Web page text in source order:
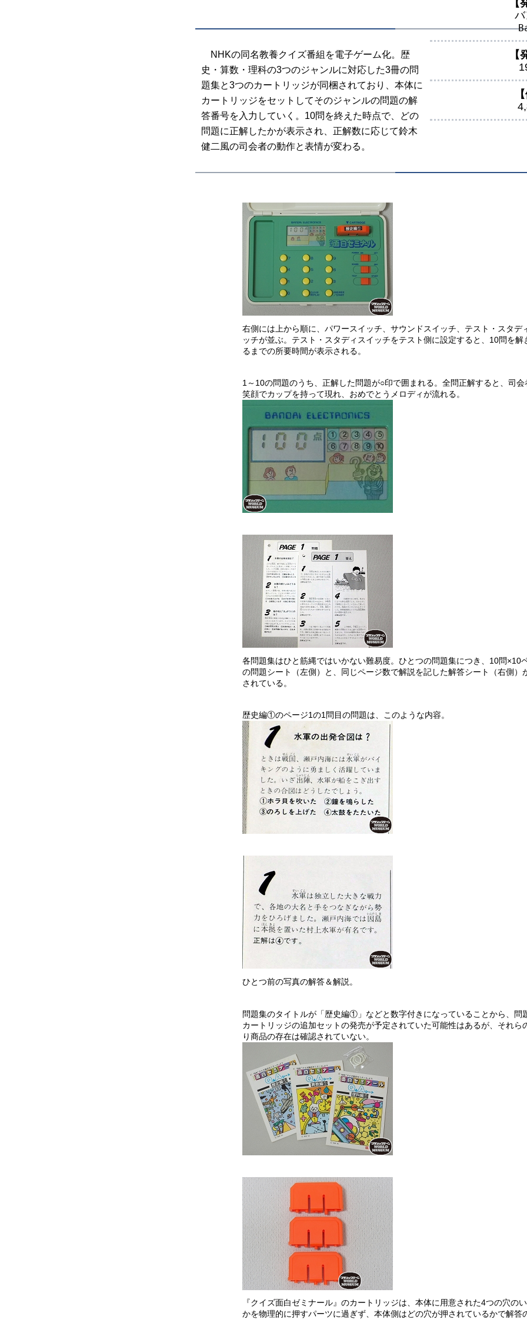
【
バ
【
NHKの同名教養クイズ番組を電子ゲーム化。歴
史・算数・理科の3つのジャンルに対応した3冊の問
題集と3つのカートリッジが同梱されており、本体に
カートリッジをセットしてそのジャンルの問題の解
答番号を入力していく。10問を終えた時点で、どの
問題に正解したかが表示され、正解数に応じて鈴木
健二風の司会者の動作と表情が変わる。
右側には上から順に、パワースイッチ、サウンドスイッチ、テスト・スタデ
ッチが並ぶ。テスト・スタディスイッチをテスト側に設定すると、10問を解
るまでの所要時間が表示される。
1～10の問題のうち、正解した問題が○印で囲まれる。全問正解すると、司会
笑顔でカップを持って現れ、おめでとうメロディが流れる。
各問題集はひと筋縄ではいかない難易度。ひとつの問題集につき、10問×10
の問題シート（左側）と、同じページ数で解説を記した解答シート（右側）
されている。
歴史編①のページ1の1問目の問題は、このような内容。
ひとつ前の写真の解答＆解説。
問題集のタイトルが「歴史編①」などと数字付きになっていることから、問
カートリッジの追加セットの発売が予定されていた可能性はあるが、それら
り商品の存在は確認されていない。
『クイズ面白ゼミナール』のカートリッジは、本体に用意された4つの穴の
かを物理的に押すパーツに過ぎず、本体側はどの穴が押されているかで解答